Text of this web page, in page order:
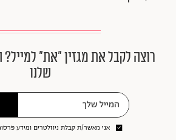
רוצה לקבל את מגזין ״את״ למייל?
שלנו
אני מאשר/ת קבלת ניוזלטרים ומידע